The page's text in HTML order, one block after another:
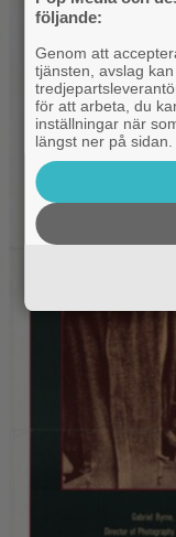
följande:
Genom att
tjänsten, avslag
för att arbeta, du
inställningar när
längst ner på sidan.